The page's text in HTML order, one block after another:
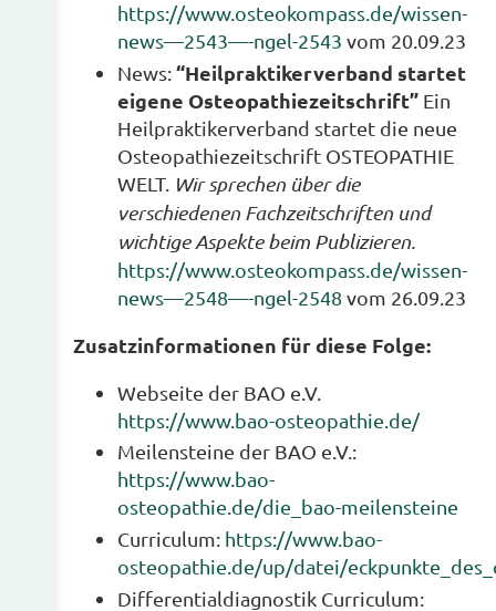
https://www.osteokompass.de/wissen-
news—2543—-ngel-2543 vom 20.09.23
News:“Heilpraktikerverband startet
eigene Osteopathiezeitschrift” Ein
Heilpraktikerverband startet die neue
Osteopathiezeitschrift OSTEOPATHIE
WELT. Wir sprechen über die
verschiedenen Fachzeitschriften und
wichtige Aspekte beim Publizieren.
https://www.osteokompass.de/wissen-
news—2548—-ngel-2548vom 26.09.23
Zusatzinformationen für diese Folge:
Webseite der BAO e.V.
https://www.bao-osteopathie.de/
Meilensteine der BAO e.V.:
https://www.bao-
osteopathie.de/die_bao-meilensteine
Curriculum: https://www.bao-
osteopathie.de/up/datei/
Differentialdiagnostik Curriculum: